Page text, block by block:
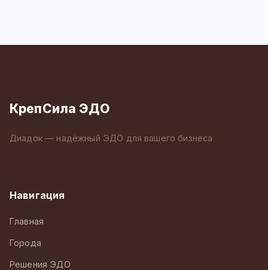
КрепСила ЭДО
Диадок — надёжный ЭДО для вашего бизнеса
Навигация
Главная
Города
Решения ЭДО